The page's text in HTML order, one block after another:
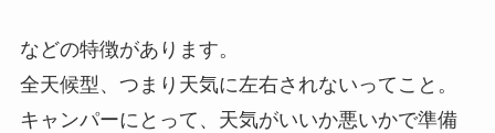
などの特徴があります。
全天候型、つまり天気に左右されないってこと。
キャンパーにとって、天気がいいか悪いかで準備